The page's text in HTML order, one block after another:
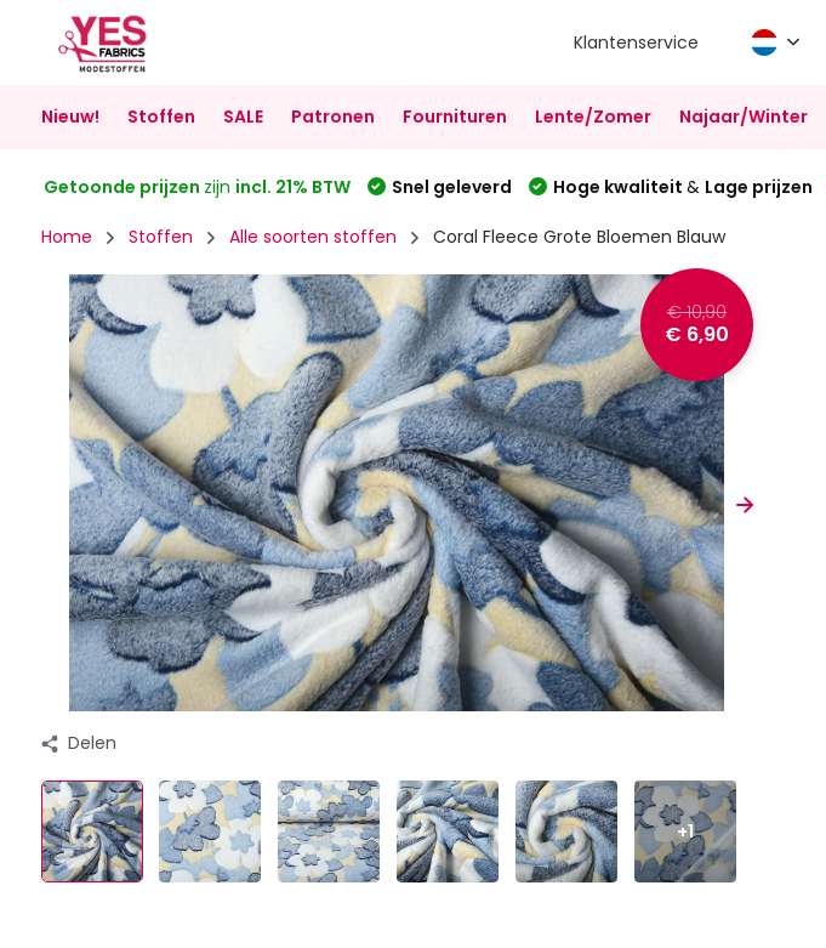
Klantenservice
Nieuw! Stoffen SALE Patronen Fournituren Lente/Zomer Najaar/Winter
Getoonde prijzen zijn incl. 21% BTW Snel geleverd Hoge kwaliteit & Lage prijzen
Home Stoffen Alle soorten stoffen Coral Fleece Grote Bloemen Blauw
€ 10,90
€ 6,90
Delen
+1